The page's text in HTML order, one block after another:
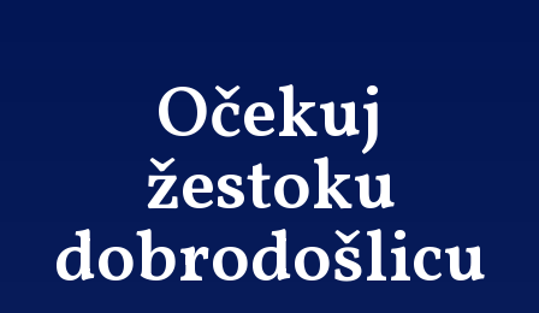
Očekuj
žestoku
dobrodošlicu